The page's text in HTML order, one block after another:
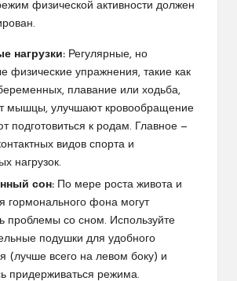
физической активности должен
нагрузки: Регулярные, но
физические упражнения, такие как
плавание или ходьба,
мышцы, улучшают кровообращение
подготовиться к родам. Главное —
видов спорта и
нагрузок.
сон: По мере роста живота и
гормонального фона могут
проблемы со сном. Используйте
подушки для удобного
(лучше всего на левом боку) и
придерживаться режима.